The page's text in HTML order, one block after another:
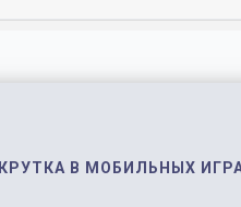
В МОБИЛЬНЫХ